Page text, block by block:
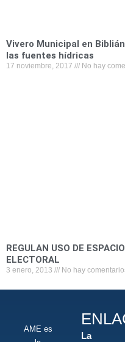
Vivero Municipal en
las fuentes hídricas
17 noviembre, 2017 No hay
REGULAN USO DE
ELECTORAL
3 enero, 2013 No hay
AME es
La